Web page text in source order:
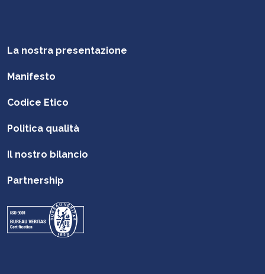
La nostra presentazione
Manifesto
Codice Etico
Politica qualità
Il nostro bilancio
Partnership